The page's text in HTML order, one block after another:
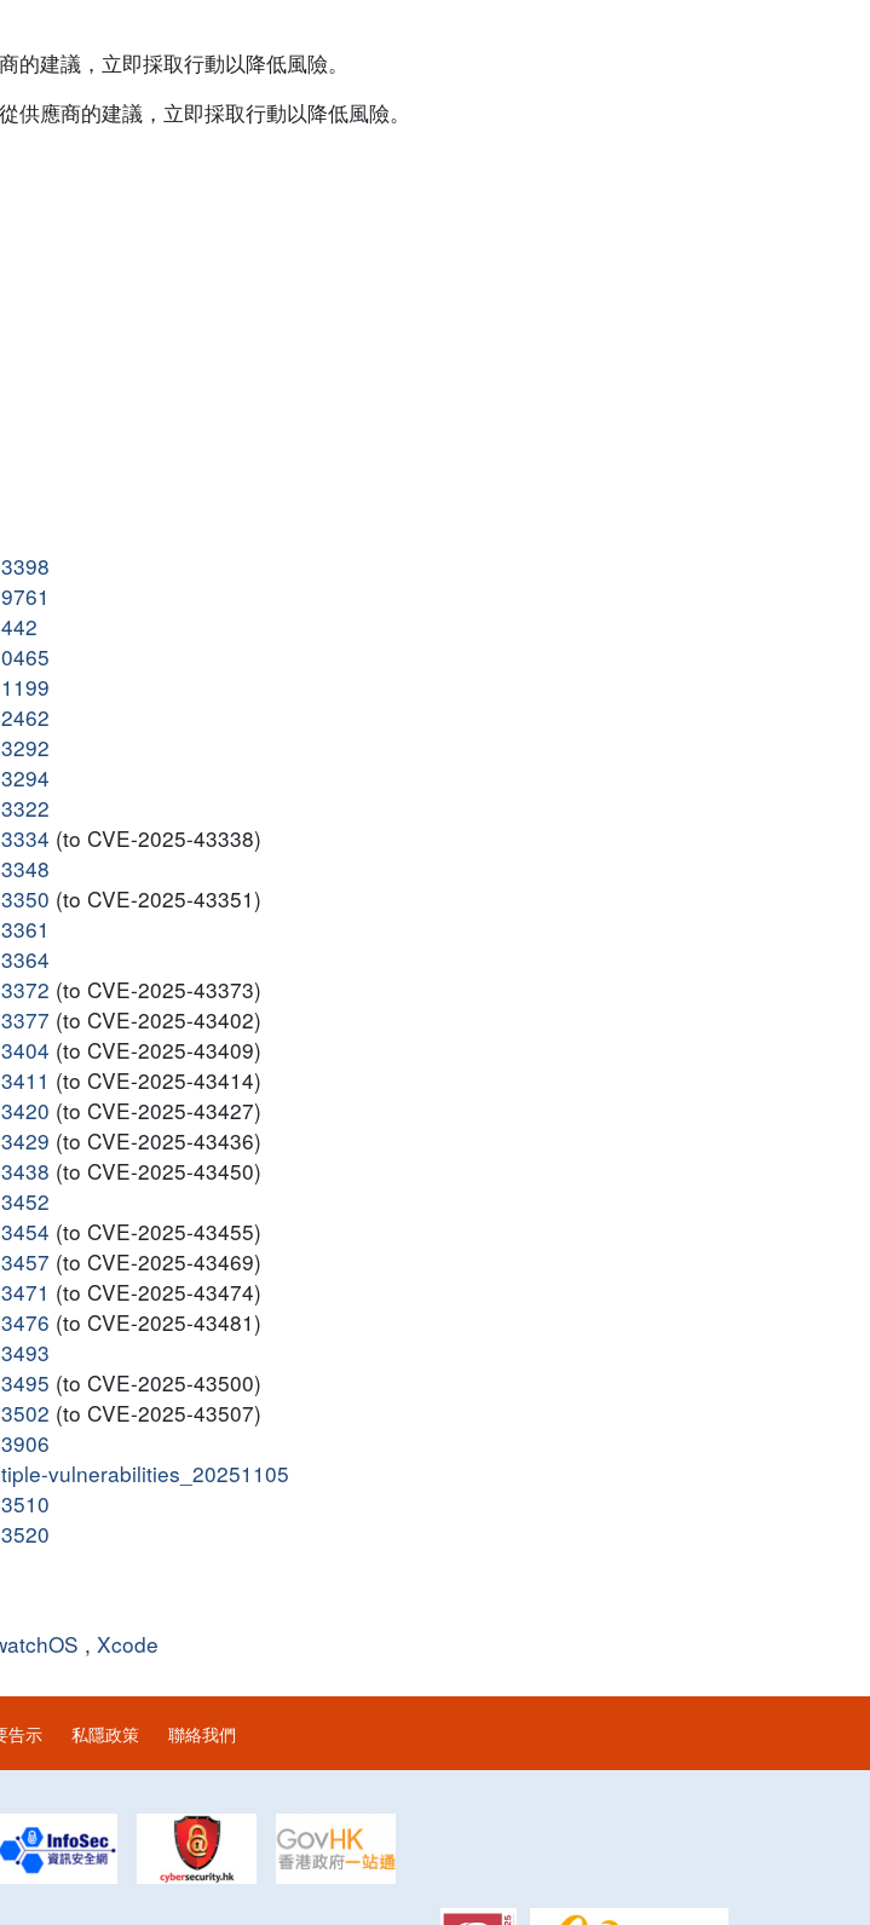
建議，立即採取行動以降低風險。
應商的建議，立即採取行動以降低風險。
(to CVE-2025-43338)
(to CVE-2025-43351)
(to CVE-2025-43373)
(to CVE-2025-43402)
(to CVE-2025-43409)
(to CVE-2025-43414)
(to CVE-2025-43427)
(to CVE-2025-43436)
(to CVE-2025-43450)
(to CVE-2025-43455)
(to CVE-2025-43469)
(to CVE-2025-43474)
(to CVE-2025-43481)
(to CVE-2025-43500)
(to CVE-2025-43507)
vulnerabilities_20251105
, Xcode
告示 私隱政策 聯絡我們